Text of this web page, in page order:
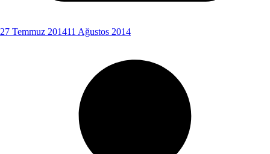
27 Temmuz 201411 Ağustos 2014